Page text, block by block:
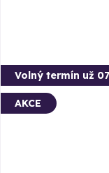
Volný termín už
AKCE